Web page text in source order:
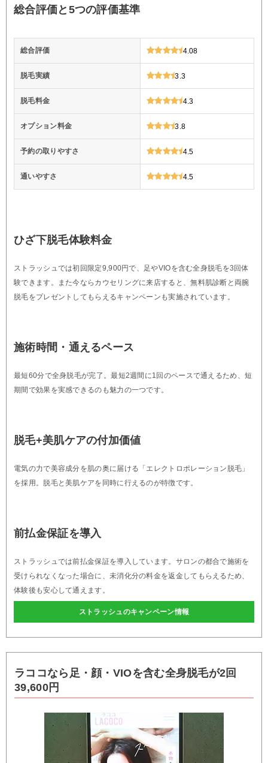
総合評価と5つの評価基準
総合評価 4.08
脱毛実績 3.3
脱毛料金 4.3
オプション料金 3.8
予約の取りやすさ 4.5
通いやすさ 4.5
ひざ下脱毛体験料金
ストラッシュでは初回限定9,900円で、足やVIOを含む全身脱毛を3回体
験できます。また今ならカウセリングに来店すると、無料肌診断と両腕
脱毛をプレゼントしてもらえるキャンペーンも実施されています。
施術時間・通えるペース
最短60分で全身脱毛が完了。最短2週間に1回のペースで通えるため、短
期間で効果を実感できるのも魅力の一つです。
脱毛+美肌ケアの付加価値
電気の力で美容成分を肌の奥に届ける「エレクトロポレーション脱毛」
を採用。脱毛と美肌ケアを同時に行えるのが特徴です。
前払金保証を導入
ストラッシュでは前払金保証を導入しています。サロンの都合で施術を
受けられなくなった場合に、未消化分の料金を返金してもらえるため、
体験後も安心して通えます。
ストラッシュのキャンペーン情報
ラココなら足・顔・VIOを含む全身脱毛が2回
39,600円